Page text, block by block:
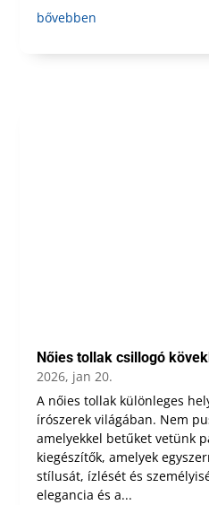
bővebben
Nőies tollak csillogó
2026, jan 20.
A nőies tollak különleges
írószerek világában. Nem
amelyekkel betűket vetünk
kiegészítők, amelyek
stílusát, ízlését és
elegancia és a...